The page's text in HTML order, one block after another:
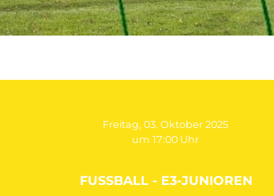
Freitag, 03. Oktober 2025
um 17:00 Uhr
FUSSBALL - E3-JUNIOREN